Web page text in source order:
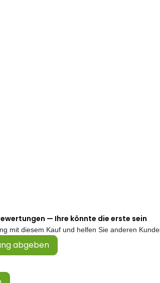
— Ihre könnte die erste sein
mit diesem Kauf und helfen Sie anderen
abgeben